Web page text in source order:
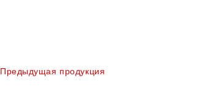
Предыдущая продукция